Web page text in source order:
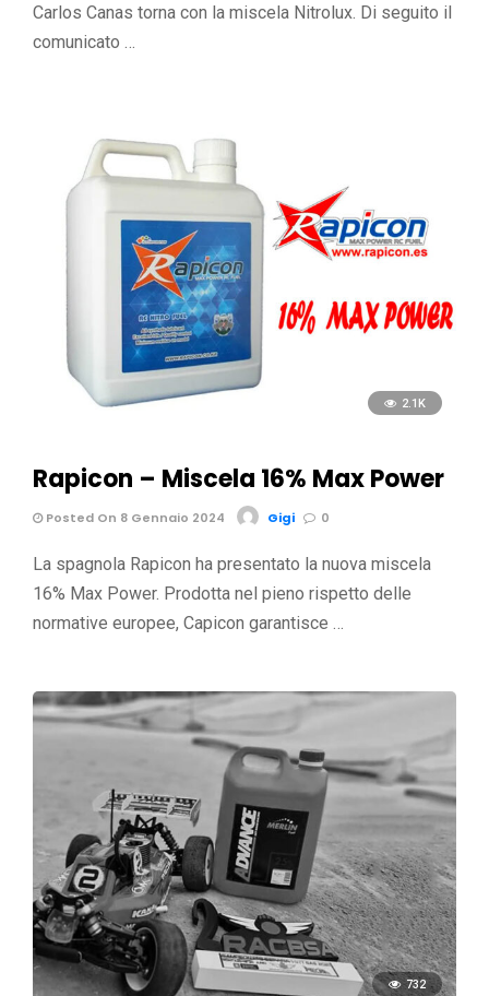
Carlos Canas torna con la miscela Nitrolux. Di seguito il
comunicato …
2.1K
Rapicon – Miscela 16% Max Power
Posted On 8 Gennaio 2024 Gigi 0
La spagnola Rapicon ha presentato la nuova miscela
16% Max Power. Prodotta nel pieno rispetto delle
normative europee, Capicon garantisce …
732